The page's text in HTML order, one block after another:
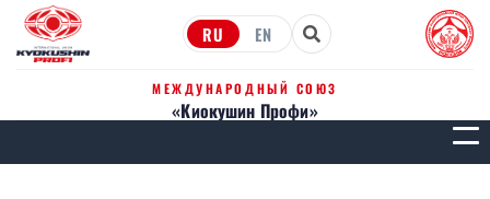
RU EN
МЕЖДУНАРОДНЫЙ СОЮЗ
«Киокушин Профи»